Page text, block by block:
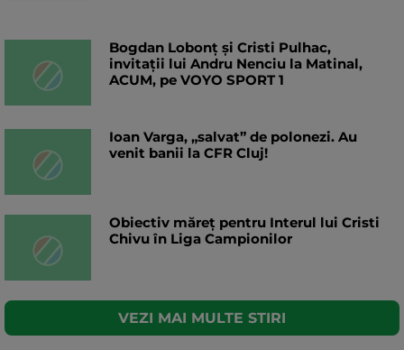
Bogdan Lobonț și Cristi Pulhac,
invitații lui Andru Nenciu la Matinal,
ACUM, pe VOYO SPORT 1
Ioan Varga, „salvat” de polonezi. Au
venit banii la CFR Cluj!
Obiectiv măreț pentru Interul lui Cristi
Chivu în Liga Campionilor
VEZI MAI MULTE STIRI